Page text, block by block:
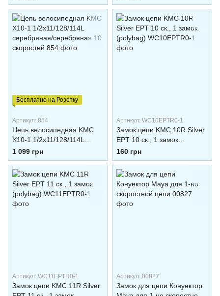
Бесплатно на Розетку
Артикул: 854
Цепь велосипедная KMC
X10-1 1/2х11/128/114L
серебряная/серебряная 10
скоростей
1 099 грн
Артикул: WC10EPTR0-1
Замок цепи KMC 10R Silver
EPT 10 ск., 1 замок
(polybag)
160 грн
Артикул: WC11EPTR0-1
Замок цепи KMC 11R Silver
Артикул: 00827
Замок для цепи Конyектор